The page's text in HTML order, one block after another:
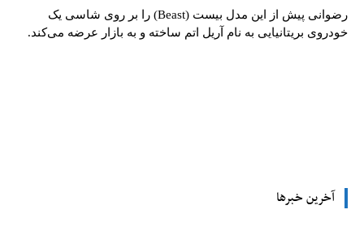
رضوانی پیش از این مدل بیست (Beast) را بر روی شاسی یک
خودروی بریتانیایی به نام آریل اتم ساخته و به بازار عرضه می‌کند.
آخرین خبرها